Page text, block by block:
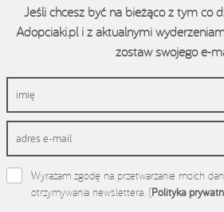
Jeśli chcesz być na bieżąco z tym co
Adopciaki.pl i z aktualnymi
zostaw swojego e-
Wyrażam zgodę na przetwarzanie moich
otrzymywania newslettera. (Polityka